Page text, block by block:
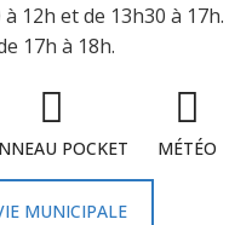
12h et de 13h30 à 17h.
17h à 18h.
POCKET MÉTÉO
MUNICIPALE